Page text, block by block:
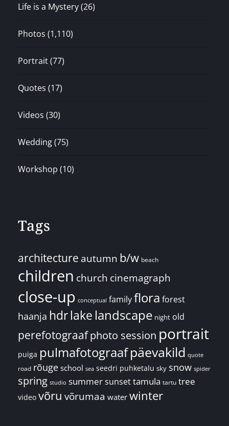
Life is a Mystery(26)
Photos (1,110)
Portrait(77)
Quotes (17)
Videos (30)
Wedding(75)
Workshop (10)
Tags
architecture autumn b/w beach
children church cinemagraph
close-up conceptual familyflora forest
haanja hdrlake landscape night old
perefotograafphoto session portrait
puiga pulmafotograafpäevakild quote
road rõuge school sea seedri puhketalu sky snow spider
spring studio summersunsettamula tartu tree
video võru võrumaa water winter